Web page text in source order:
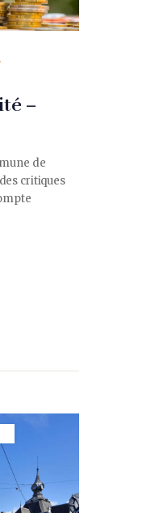
–
de
critiques